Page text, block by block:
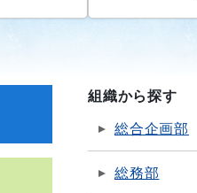
組織から探す
総合企画部
総務部